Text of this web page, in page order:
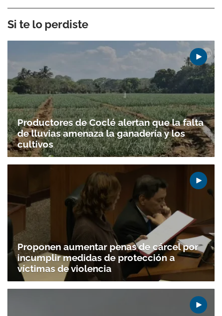
Si te lo perdiste
Productores de Coclé alertan que la falta
de lluvias amenaza la ganadería y los
cultivos
Proponen aumentar penas de cárcel por
incumplir medidas de protección a
víctimas de violencia